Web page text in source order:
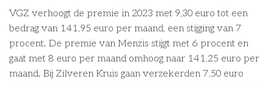
VGZ verhoogt de premie in 2023 met 9,30 euro tot een
bedrag van 141,95 euro per maand, een stijging van 7
procent. De premie van Menzis stijgt met 6 procent en
gaat met 8 euro per maand omhoog naar 141,25 euro per
maand. Bij Zilveren Kruis gaan verzekerden 7,50 euro